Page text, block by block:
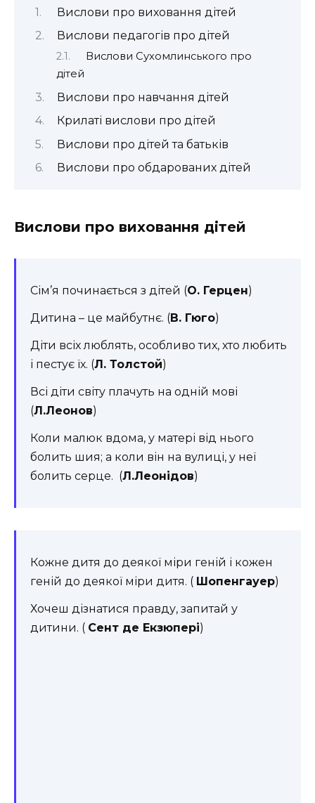
Вислови про виховання дітей
Вислови педагогів про дітей
Вислови Сухомлинського про
дітей
Вислови про навчання дітей
Крилаті вислови про дітей
Вислови про дітей та батьків
Вислови про обдарованих дітей
Вислови про виховання дітей
Сім’я починається з дітей (О. Герцен)
Дитина – це майбутнє. (В. Гюго)
Діти всіх люблять, особливо тих, хто любить
і пестує їх. (Л. Толстой)
Всі діти світу плачуть на одній мові
(Л.Леонов)
Коли малюк вдома, у матері від нього
болить шия; а коли він на вулиці, у неї
болить серце. (Л.Леонідов)
Кожне дитя до деякої міри геній і кожен
геній до деякої міри дитя. ( Шопенгауер)
Хочеш дізнатися правду, запитай у
дитини. ( Сент де Екзюпері)